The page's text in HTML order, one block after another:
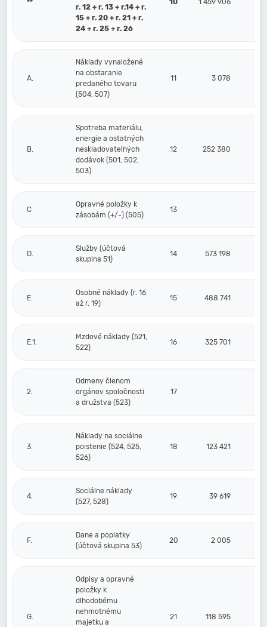
**
r. 12 + r. 13 + r.14 + r.
15 + r. 20 + r. 21 + r.
24 + r. 25 + r. 26
10 1 459 906
A.
Náklady vynaložené
na obstaranie
predaného tovaru
(504, 507)
11 3 078
B.
Spotreba materiálu,
energie a ostatných
neskladovateľných
dodávok (501, 502,
503)
12 252 380
C
Opravné položky k
zásobám (+/-) (505)
13
D.
Služby (účtová
skupina 51)
14 573 198
E.
Osobné náklady (r. 16
až r. 19)
15 488 741
E.1.
Mzdové náklady (521,
522)
16 325 701
2.
Odmeny členom
orgánov spoločnosti
a družstva (523)
17
3.
Náklady na sociálne
poistenie (524, 525,
526)
18 123 421
4.
Sociálne náklady
(527, 528)
19 39 619
F.
Dane a poplatky
(účtová skupina 53)
20 2 005
G.
Odpisy a opravné
položky k
dlhodobému
nehmotnému
majetku a
21 118 595